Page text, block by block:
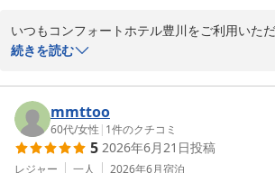
いつもコンフォートホテル豊川をご利用いた
ございます。
す。
ご多忙なビジネスでのご滞在において、私ど
満足いただき、心地よくお過ごしいただけて
しく存じます。
続きを読む
mmttoo
60代/女性 | 1件のクチコミ
5 2026年6月21日投稿
レジャー 一人 2026年6月宿泊